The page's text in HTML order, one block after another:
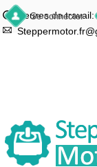
Se connecter
Heures de